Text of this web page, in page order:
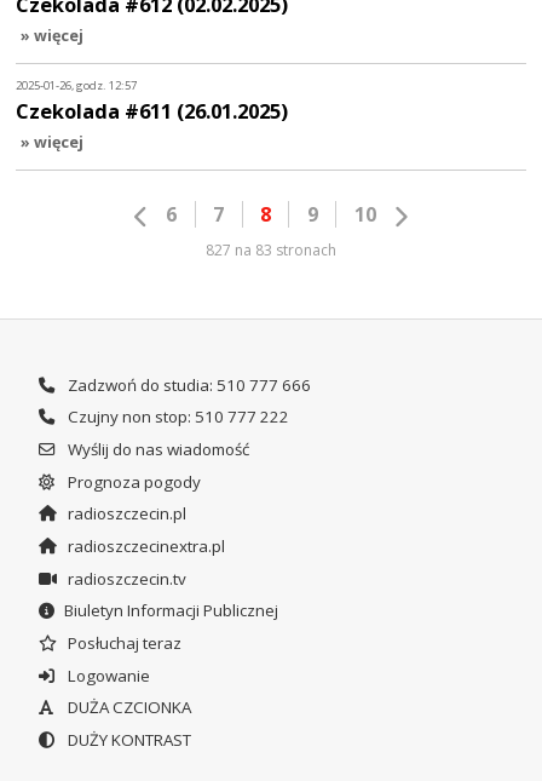
» więcej
2025-01-26, godz. 12:57
Czekolada #611 (26.01.2025)
» więcej
6 7 8 9 10
827 na 83 stronach
Zadzwoń do studia: 510 777 666
Czujny non stop: 510 777 222
Wyślij do nas wiadomość
Prognoza pogody
radioszczecin.pl
radioszczecinextra.pl
radioszczecin.tv
Biuletyn Informacji Publicznej
Posłuchaj teraz
Logowanie
DUŻA CZCIONKA
DUŻY KONTRAST